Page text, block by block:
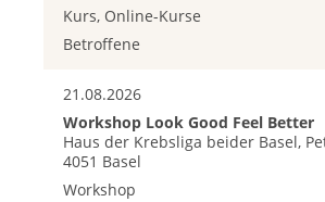
Kurs, Online-Kurse
Betroffene
21.08.2026
Workshop Look Good Feel Better
Haus der Krebsliga beider Basel,
4051 Basel
Workshop